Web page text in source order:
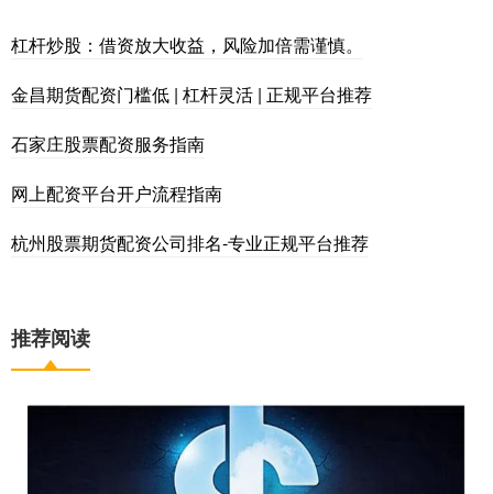
杠杆炒股：借资放大收益，风险加倍需谨慎。
金昌期货配资门槛低 | 杠杆灵活 | 正规平台推荐
石家庄股票配资服务指南
网上配资平台开户流程指南
杭州股票期货配资公司排名-专业正规平台推荐
推荐阅读